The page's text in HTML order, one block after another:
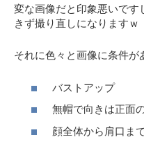
変な画像だと印象悪いです
きず撮り直しになりますｗ
それに色々と画像に条件が
バストアップ
無帽で向きは正面
顔全体から肩口ま